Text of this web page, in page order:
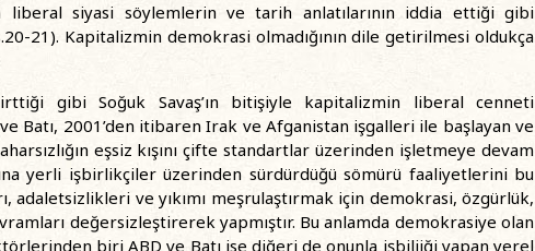
liberal siyasi söylemlerin ve tarih anlatılarının iddia ettiği gibi
21). Kapitalizmin demokrasi olmadığının dile getirilmesi oldukça
gibi Soğuk Savaş’ın bitişiyle kapitalizmin liberal cenneti
Batı, 2001’den itibaren Irak ve Afganistan işgalleri ile başlayan ve
eşsiz kışını çifte standartlar üzerinden işletmeye devam
yerli işbirlikçiler üzerinden sürdürdüğü sömürü faaliyetlerini bu
adaletsizlikleri ve yıkımı meşrulaştırmak için demokrasi, özgürlük,
değersizleştirerek yapmıştır. Bu anlamda demokrasiye olan
biri ABD ve Batı ise diğeri de onunla işbiliiği yapan yerel